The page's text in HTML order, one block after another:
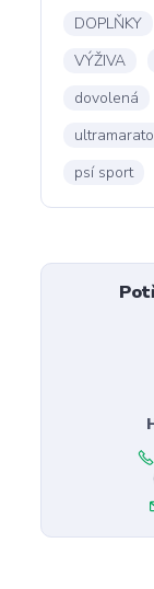
DOPLŇKY
VÝŽIVA
dovolená
psí sport